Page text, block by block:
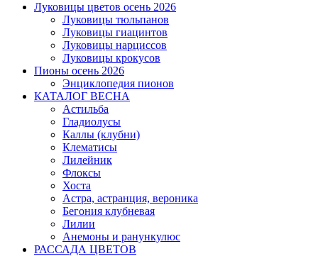
Луковицы цветов осень 2026
Луковицы тюльпанов
Луковицы гиацинтов
Луковицы нарциссов
Луковицы крокусов
Пионы осень 2026
Энциклопедия пионов
КАТАЛОГ ВЕСНА
Астильба
Гладиолусы
Каллы (клубни)
Клематисы
Лилейник
Флоксы
Хоста
Астра, астранция, вероника
Бегония клубневая
Лилии
Анемоны и ранункулюс
РАССАДА ЦВЕТОВ